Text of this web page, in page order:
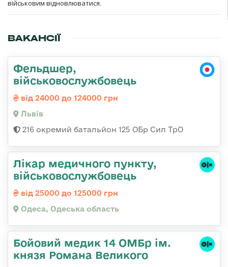
військовим відновлюватися.
ВАКАНСІЇ
Фельдшер,
військовослужбовець
від 24000 до 124000 грн
Львів
216 окремий батальйон 125 ОБр Сил ТрО
Лікар медичного пункту,
військовослужбовець
від 25000 до 125000 грн
Одеса, Одеська область
Бойовий медик 14 ОМБр ім.
князя Романа Великого